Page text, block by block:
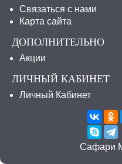
Связаться с нами
Карта сайта
ДОПОЛНИТЕЛЬНО
Акции
ЛИЧНЫЙ КАБИНЕТ
Личный Кабинет
Сафари